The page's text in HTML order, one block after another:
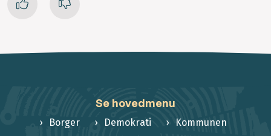
Se hovedmenu
Borger Demokrati Kommunen